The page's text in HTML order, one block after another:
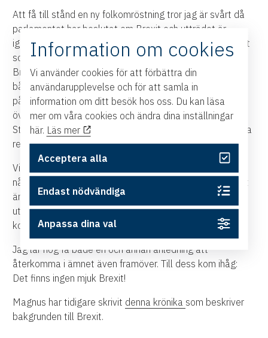
Att få till stånd en ny folkomröstning tror jag är svårt då
parlamentet har beslutat om Brexit och utträdet är
igångsatt. Men vem vet, ett nyval och ett nytt parlament
som beslutar om en folkomröstning kring villkoren för en
Brexit är ett scenario. Dock verkar den sannolikheten
både liten och avlägsen just nu. Låt oss istället hoppas
på en bra, konstruktiv förhandlingsperiod med en bra
övergångslösning så att skadan av Brexit minimeras för
Storbritannien, EU och inte minst för Sveriges ekonomiska
relationer.
Vi kan tala om olika modeller och lösningar men
någonstans finns en gräns som vi måste respektera. Det
är binärt dvs antingen är man innanför eller så är man
utanför EU:s tullområde – så enkelt är det och så
komplicerat blir det!
Jag lär nog få både en och annan anledning att
återkomma i ämnet även framöver. Till dess kom ihåg:
Det finns ingen mjuk Brexit!
Magnus har tidigare skrivit denna krönika som beskriver
bakgrunden till Brexit.
Information om cookies
Vi använder cookies för att förbättra din
användarupplevelse och för att samla in
information om ditt besök hos oss. Du kan läsa
mer om våra cookies och ändra dina inställningar
här. Läs mer
Acceptera alla
Endast nödvändiga
Anpassa dina val